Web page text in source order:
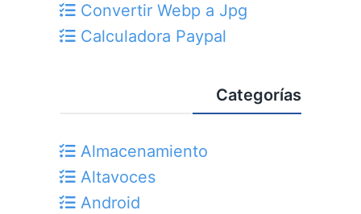
Convertir Webp a Jpg
Calculadora Paypal
Categorías
Almacenamiento
Altavoces
Android